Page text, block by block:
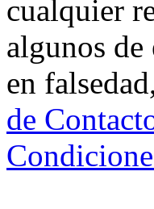
cualquier
algunos
en
de